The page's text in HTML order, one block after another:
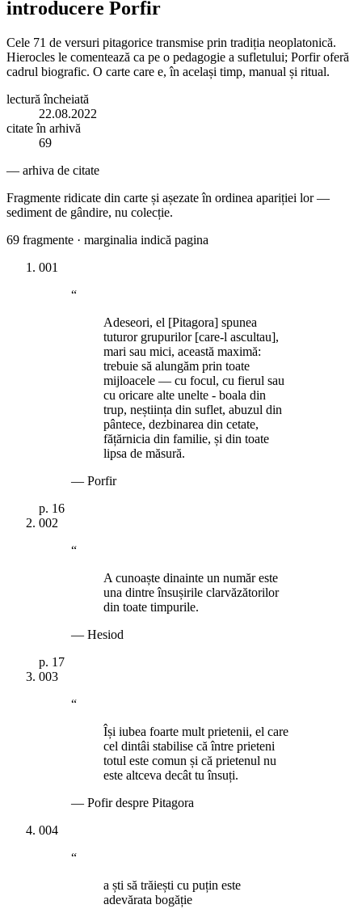
introducere Porfir
Cele 71 de versuri pitagorice transmise prin tradiția neoplatonică.
Hierocles le comentează ca pe o pedagogie a sufletului; Porfir oferă
cadrul biografic. O carte care e, în același timp, manual și ritual.
lectură încheiată
22.08.2022
citate în arhivă
69
— arhiva de citate
Fragmente ridicate din carte și așezate în ordinea apariției lor —
sediment de gândire, nu colecție.
69 fragmente · marginalia indică pagina
001
“
Adeseori, el [Pitagora] spunea
tuturor grupurilor [care-l ascultau],
mari sau mici, această maximă:
trebuie să alungăm prin toate
mijloacele — cu focul, cu fierul sau
cu oricare alte unelte - boala din
trup, neștiința din suflet, abuzul din
pântece, dezbinarea din cetate,
fățărnicia din familie, și din toate
lipsa de măsură.
— Porfir
p. 16
002
“
A cunoaște dinainte un număr este
una dintre însușirile clarvăzătorilor
din toate timpurile.
— Hesiod
p. 17
003
“
Își iubea foarte mult prietenii, el care
cel dintâi stabilise că între prieteni
totul este comun și că prietenul nu
este altceva decât tu însuți.
— Pofir despre Pitagora
004
“
a ști să trăiești cu puțin este
adevărata bogăție